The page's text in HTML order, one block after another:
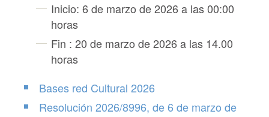
Inicio: 6 de marzo de 2026 a las 00:00
horas
Fin : 20 de marzo de 2026 a las 14.00
horas
Bases red Cultural 2026
Resolución 2026/8996, de 6 de marzo de